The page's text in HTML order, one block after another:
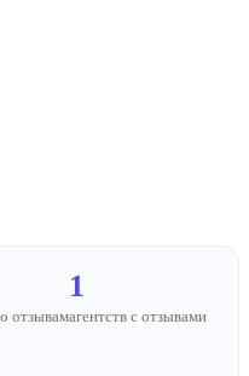
отзывам
1
агентств с отзывами